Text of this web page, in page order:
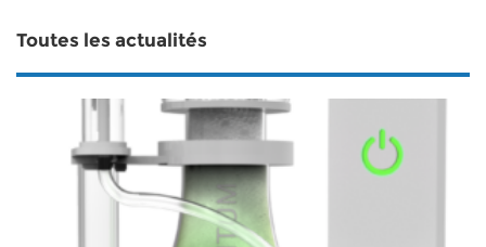
Toutes les actualités